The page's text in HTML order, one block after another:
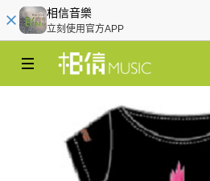
相信音樂
立刻使用官方APP